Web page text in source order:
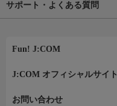
サポート・よくある質問
Fun! J:COM
J:COM オフィシャルサイト
お問い合わせ